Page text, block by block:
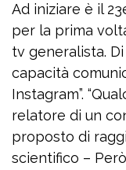
Ad iniziare è il
per la prima
tv generalista.
capacità
Instagram”.
relatore di un
proposto di
scientifico –